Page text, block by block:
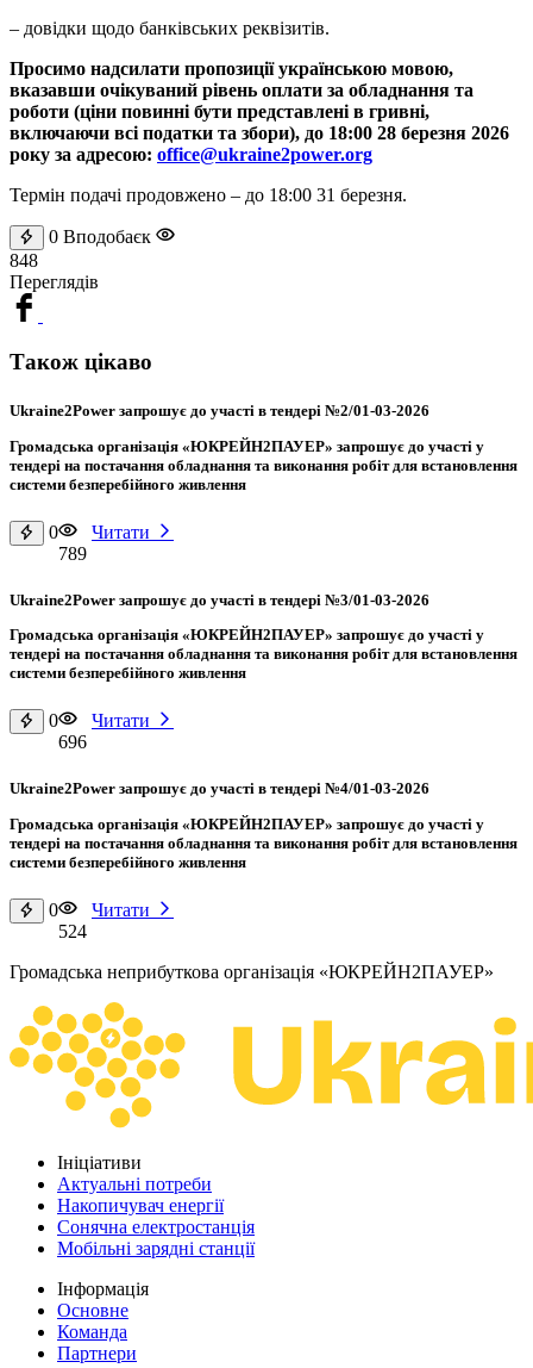
– довідки щодо банківських реквізитів.
Просимо надсилати пропозиції українською мовою,
вказавши очікуваний рівень оплати за обладнання та
роботи (ціни повинні бути представлені в гривні,
включаючи всі податки та збори), до 18:00 28 березня 2026
року за адресою: office@ukraine2power.org
Термін подачі продовжено – до 18:00 31 березня.
0 Вподобаєк
848
Переглядів
Також цікаво
Ukraine2Power запрошує до участі в тендері №2/01-03-2026
Громадська організація «ЮКРЕЙН2ПАУЕР» запрошує до участі у
тендері на постачання обладнання та виконання робіт для встановлення
системи безперебійного живлення
0
789
Читати
Ukraine2Power запрошує до участі в тендері №3/01-03-2026
Громадська організація «ЮКРЕЙН2ПАУЕР» запрошує до участі у
тендері на постачання обладнання та виконання робіт для встановлення
системи безперебійного живлення
0
696
Читати
Ukraine2Power запрошує до участі в тендері №4/01-03-2026
Громадська організація «ЮКРЕЙН2ПАУЕР» запрошує до участі у
тендері на постачання обладнання та виконання робіт для встановлення
системи безперебійного живлення
0
524
Читати
Громадська неприбуткова організація «ЮКРЕЙН2ПАУЕР»
Ініціативи
Актуальні потреби
Накопичувач енергії
Сонячна електростанція
Мобільні зарядні станції
Інформація
Основне
Команда
Партнери